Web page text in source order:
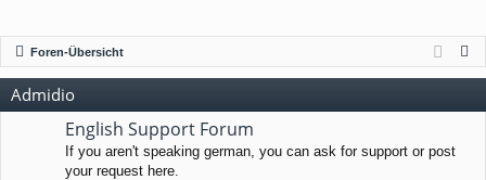
Foren-Übersicht
Admidio
English Support Forum
If you aren't speaking german, you can ask for support or post
your request here.